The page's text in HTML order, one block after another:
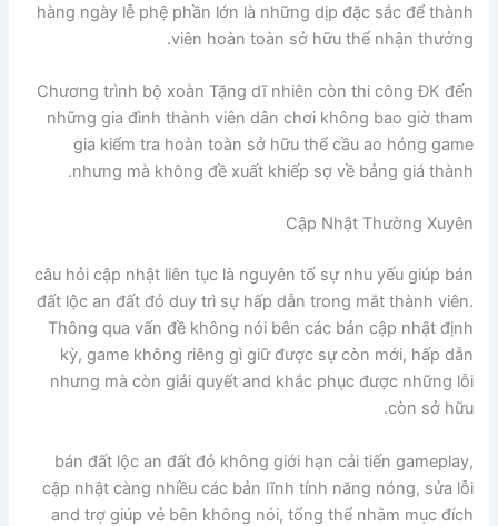
hàng ngày lễ phệ phần lớn là những dịp đặc sắc để thành
viên hoàn toàn sở hữu thể nhận thưởng.
Chương trình bộ xoàn Tặng dĩ nhiên còn thi công ĐK đến
những gia đình thành viên dân chơi không bao giờ tham
gia kiểm tra hoàn toàn sở hữu thể cầu ao hóng game
nhưng mà không đề xuất khiếp sợ về bảng giá thành.
Cập Nhật Thường Xuyên
câu hỏi cập nhật liên tục là nguyên tố sự nhu yếu giúp bán
đất lộc an đất đỏ duy trì sự hấp dẫn trong mắt thành viên.
Thông qua vấn đề không nói bên các bản cập nhật định
kỳ, game không riêng gì giữ được sự còn mới, hấp dẫn
nhưng mà còn giải quyết and khắc phục được những lỗi
còn sở hữu.
bán đất lộc an đất đỏ không giới hạn cải tiến gameplay,
cập nhật càng nhiều các bản lĩnh tính năng nóng, sửa lỗi
and trợ giúp vẻ bên không nói, tổng thể nhằm mục đích